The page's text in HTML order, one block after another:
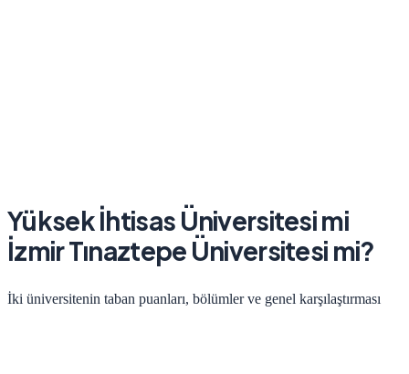
Yüksek İhtisas Üniversitesimi
İzmir Tınaztepe Üniversitesi mi?
İki üniversitenin taban puanları, bölümler ve genel karşılaştırması